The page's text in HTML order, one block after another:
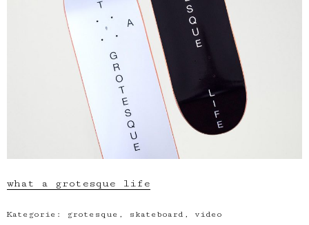
what a grotesque life
Kategorie: grotesque , skateboard , video